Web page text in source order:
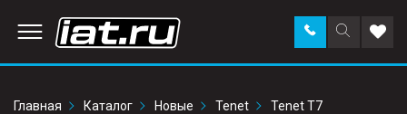
Поиск
по
Заказать
звонок в
Главная
Каталог Новые Tenet Tenet T7